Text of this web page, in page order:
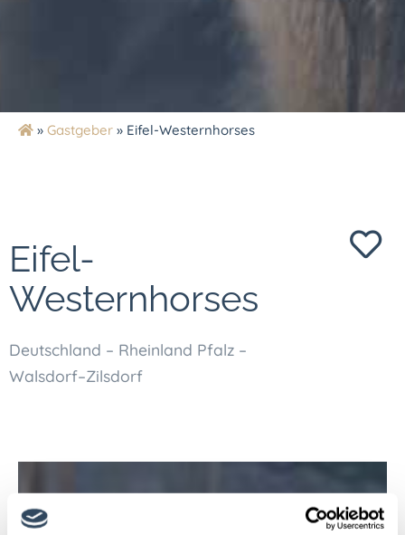
» Gastgeber » Eifel-Westernhorses
Eifel-
Westernhorses
Deutschland – Rheinland Pfalz –
Walsdorf–Zilsdorf